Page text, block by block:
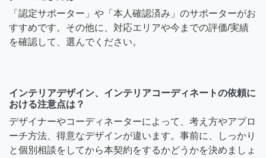
「認定サポーター」や「本人確認済み」のサポーターがお
すすめです。その他に、対応エリアや今までの評価/実績
を確認して、選んでください。
インテリアデザイン、インテリアコーディネートの依頼に
おける注意点は？
デザイナーやコーディネーターによって、考え方やアプロ
ーチ方法、得意なデザインが違います。事前に、しっかり
と個別相談をしてから本契約をするかどうかを決めましょ